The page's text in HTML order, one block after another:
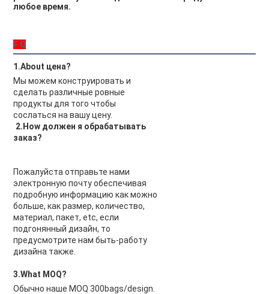
любое время.
F Q
1.About цена?
Мы можем конструировать и
сделать различные ровные
продукты для того чтобы
сослаться на вашу цену.
2.How должен я обрабатывать
заказ?
Пожалуйста отправьте нами
электронную почту обеспечивая
подробную информацию как можно
больше, как размер, количество,
материал, пакет, etc, если
подгонянный дизайн, то
предусмотрите нам быть-работу
дизайна также.
3.What MOQ?
Обычно наше MOQ 300bags/design.